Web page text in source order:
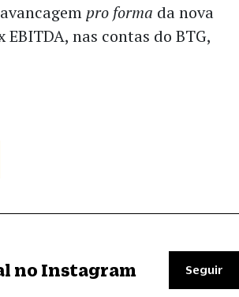
pro forma da nova
nas contas do BTG,
no Instagram Seguir